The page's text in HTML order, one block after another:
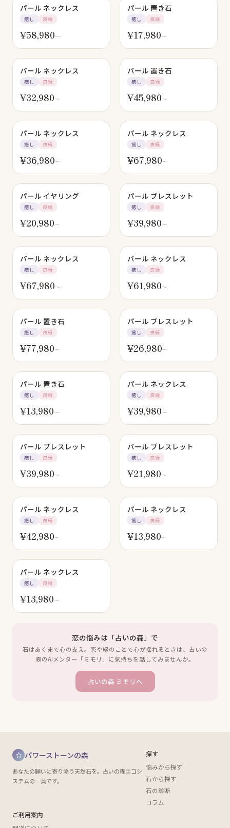
パール ネックレス
癒し 良縁
¥58,980〜
パール 置き石
癒し 良縁
¥17,980〜
パール ネックレス
癒し 良縁
¥32,980〜
SOLD OUT
パール 置き石
癒し 良縁
¥45,980〜
パール ネックレス
癒し 良縁
¥36,980〜
パール ネックレス
癒し 良縁
¥67,980〜
パール イヤリング
癒し 良縁
¥20,980〜
パール ブレスレット
癒し 良縁
¥39,980〜
パール ネックレス
癒し 良縁
¥67,980〜
パール ネックレス
癒し 良縁
¥61,980〜
パール 置き石
癒し 良縁
¥77,980〜
パール ブレスレット
癒し 良縁
¥26,980〜
パール 置き石
癒し 良縁
¥13,980〜
パール ネックレス
癒し 良縁
¥39,980〜
パール ブレスレット
癒し 良縁
¥39,980〜
パール ブレスレット
癒し 良縁
¥21,980〜
SOLD OUT
パール ネックレス
癒し 良縁
¥42,980〜
パール ネックレス
癒し 良縁
¥13,980〜
パール ネックレス
癒し 良縁
¥13,980〜
恋の悩みは「占いの森」で
石はあくまで心の支え。恋や縁のことで心が揺れるときは、占いの
森のAIメンター「ミモリ」に気持ちを話してみませんか。
占いの森 ミモリへ
パワーストーンの森
あなたの願いに寄り添う天然石を。占いの森エコシ
ステムの一員です。
探す
悩みから探す
石から探す
石の診断
コラム
ご利用案内